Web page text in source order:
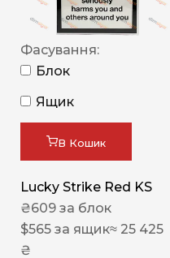
Фасування:
Блок
Ящик
В Кошик
Lucky Strike Red KS
₴609 за блок
$565 за ящик≈ 25 425
₴